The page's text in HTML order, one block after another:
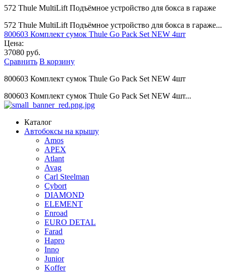
572 Thule MultiLift Подъёмное устройство для бокса в гараже
572 Thule MultiLift Подъёмное устройство для бокса в гараже...
800603 Комплект сумок Thule Go Pack Set NEW 4шт
Цена:
37080 руб.
Сравнить В корзину
800603 Комплект сумок Thule Go Pack Set NEW 4шт
800603 Комплект сумок Thule Go Pack Set NEW 4шт...
Каталог
Автобоксы на крышу
Amos
APEX
Atlant
Avag
Carl Steelman
Cybort
DIAMOND
ELEMENT
Enroad
EURO DETAL
Farad
Hapro
Inno
Junior
Koffer